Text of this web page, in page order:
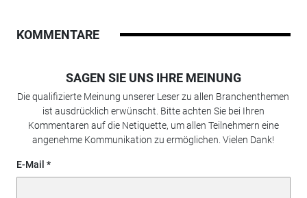
KOMMENTARE
SAGEN SIE UNS IHRE MEINUNG
Die qualifizierte Meinung unserer Leser zu allen Branchenthemen
ist ausdrücklich erwünscht. Bitte achten Sie bei Ihren
Kommentaren auf die Netiquette, um allen Teilnehmern eine
angenehme Kommunikation zu ermöglichen. Vielen Dank!
E-Mail